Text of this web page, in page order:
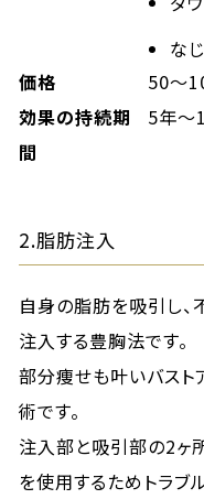
な
価格
50～
効果の持続期
間
5年～
2.脂肪注入
自身の脂肪を吸引し
注入する豊胸法です。
部分痩せも叶いバスト
術です。
注入部と吸引部の2ヶ
を使用するためトラブ